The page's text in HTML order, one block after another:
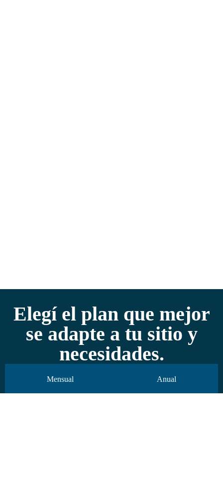
Elegí el plan que mejor
se adapte a tu sitio y
necesidades.
Mensual Anual